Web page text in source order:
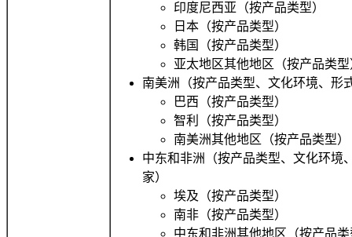
印度尼西亚（按产品类型）
日本（按产品类型）
韩国（按产品类型）
亚太地区其他地区（按产品类型
南美洲（按产品类型、文化环境、形
巴西（按产品类型）
智利（按产品类型）
南美洲其他地区（按产品类型）
中东和非洲（按产品类型、文化环境
家）
埃及（按产品类型）
南非（按产品类型）
中东和非洲其他地区（按产品